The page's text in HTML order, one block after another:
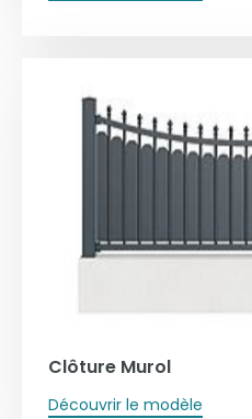
Clôture Murol
Découvrir le modèle